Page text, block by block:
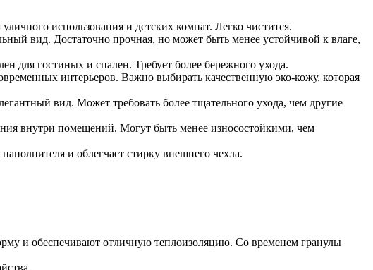
использования и детских комнат. Легко чистится.
вид. Достаточно прочная, но может быть менее устойчивой к влаге,
гостиных и спален. Требует более бережного ухода.
интерьеров. Важно выбирать качественную эко-кожу, которая
вид. Может требовать более тщательного ухода, чем другие
внутри помещений. Могут быть менее износостойкими, чем
и облегчает стирку внешнего чехла.
и обеспечивают отличную теплоизоляцию. Со временем гранулы